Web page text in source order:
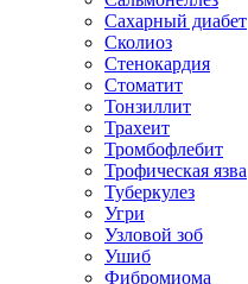
Сахарный диабет
Сколиоз
Стенокардия
Стоматит
Тонзиллит
Трахеит
Тромбофлебит
Трофическая язва
Туберкулез
Угри
Узловой зоб
Ушиб
Фибромиома